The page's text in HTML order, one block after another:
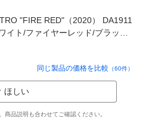
"FIRE RED"（2020） DA1911
イト/ファイヤーレッド/ブラック/
同じ製品の価格を比較 （60件）
ほしい
品説明も合わせてご確認ください。